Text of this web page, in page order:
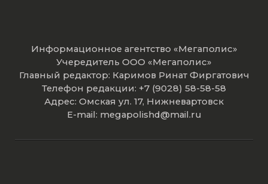
Информационное агентство «Мегаполис»
Учередитель ООО «Мегаполис»
Главный редактор: Каримов Ринат Фиргатович
Телефон редакции: +7 (9028) 58-58-58
Адрес: Омская ул. 17, Нижневартовск
E-mail: megapolishd@mail.ru